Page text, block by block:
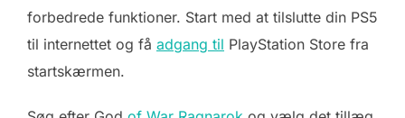
forbedrede funktioner. Start med at tilslutte din PS5
til internettet og få adgang til PlayStation Store fra
startskærmen.